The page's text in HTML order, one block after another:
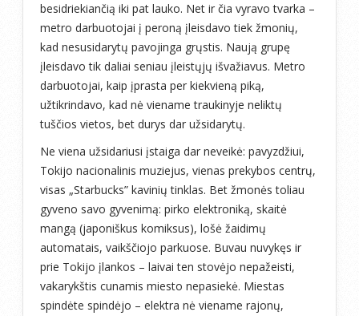
besidriekiančią iki pat lauko. Net ir čia vyravo tvarka –
metro darbuotojai į peroną įleisdavo tiek žmonių,
kad nesusidarytų pavojinga grųstis. Naują grupę
įleisdavo tik daliai seniau įleistųjų išvažiavus. Metro
darbuotojai, kaip įprasta per kiekvieną piką,
užtikrindavo, kad nė viename traukinyje neliktų
tuščios vietos, bet durys dar užsidarytų.
Ne viena užsidariusi įstaiga dar neveikė: pavyzdžiui,
Tokijo nacionalinis muziejus, vienas prekybos centrų,
visas „Starbucks” kavinių tinklas. Bet žmonės toliau
gyveno savo gyvenimą: pirko elektroniką, skaitė
mangą (japoniškus komiksus), lošė žaidimų
automatais, vaikščiojo parkuose. Buvau nuvykęs ir
prie Tokijo įlankos – laivai ten stovėjo nepažeisti,
vakarykštis cunamis miesto nepasiekė. Miestas
spindėte spindėjo – elektra nė viename rajonų,